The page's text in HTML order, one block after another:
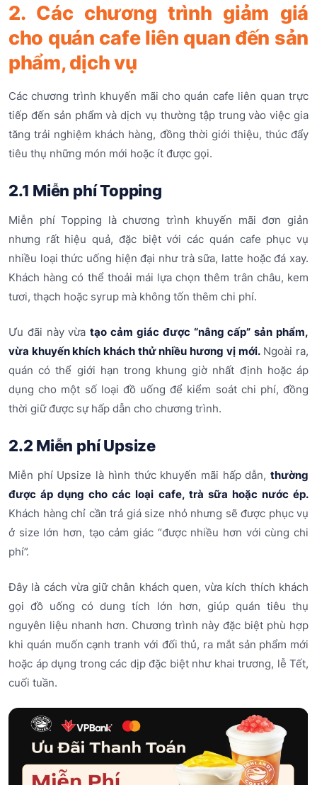
2. Các chương trình giảm giá
cho quán cafe liên quan đến sản
phẩm, dịch vụ
Các chương trình khuyến mãi cho quán cafe liên quan trực
tiếp đến sản phẩm và dịch vụ thường tập trung vào việc gia
tăng trải nghiệm khách hàng, đồng thời giới thiệu, thúc đẩy
tiêu thụ những món mới hoặc ít được gọi.
2.1 Miễn phí Topping
Miễn phí Topping là chương trình khuyến mãi đơn giản
nhưng rất hiệu quả, đặc biệt với các quán cafe phục vụ
nhiều loại thức uống hiện đại như trà sữa, latte hoặc đá xay.
Khách hàng có thể thoải mái lựa chọn thêm trân châu, kem
tươi, thạch hoặc syrup mà không tốn thêm chi phí.
Ưu đãi này vừatạo cảm giác được “nâng cấp” sản phẩm,
vừa khuyến khích khách thử nhiều hương vị mới.Ngoài ra,
quán có thể giới hạn trong khung giờ nhất định hoặc áp
dụng cho một số loại đồ uống để kiểm soát chi phí, đồng
thời giữ được sự hấp dẫn cho chương trình.
2.2 Miễn phí Upsize
Miễn phí Upsize là hình thức khuyến mãi hấp dẫn, thường
được áp dụng cho các loại cafe, trà sữa hoặc nước ép.
Khách hàng chỉ cần trả giá size nhỏ nhưng sẽ được phục vụ
ở size lớn hơn, tạo cảm giác “được nhiều hơn với cùng chi
phí”.
Đây là cách vừa giữ chân khách quen, vừa kích thích khách
gọi đồ uống có dung tích lớn hơn, giúp quán tiêu thụ
nguyên liệu nhanh hơn. Chương trình này đặc biệt phù hợp
khi quán muốn cạnh tranh với đối thủ, ra mắt sản phẩm mới
hoặc áp dụng trong các dịp đặc biệt như khai trương, lễ Tết,
cuối tuần.